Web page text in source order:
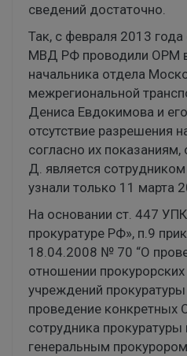
сведений достаточно.
Так, с февраля 2013
МВД РФ проводили ОРМ
начальника отдела
межрегиональной
Дениса Евдокимова и
отсутствие разрешения
согласно их
Д. является
узнали только 11 марта
На основании ст. 447
прокуратуре РФ», п.9
18.04.2008 № 70 “О
отношении
учреждений
проведение конкретных
сотрудника
генеральным